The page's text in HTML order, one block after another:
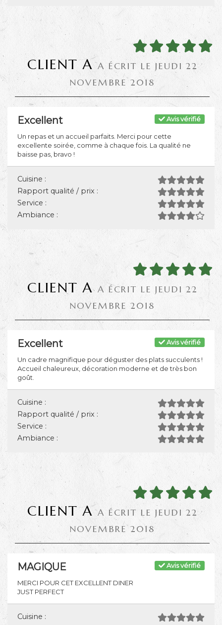
CLIENT A A ÉCRIT LE JEUDI 22
NOVEMBRE 2018
Avis vérifié
Excellent
Un repas et un accueil parfaits. Merci pour cette
excellente soirée, comme à chaque fois. La qualité ne
baisse pas, bravo !
Cuisine :
Rapport qualité / prix :
Service :
Ambiance :
CLIENT A A ÉCRIT LE JEUDI 22
NOVEMBRE 2018
Avis vérifié
Excellent
Un cadre magnifique pour déguster des plats succulents !
Accueil chaleureux, décoration moderne et de très bon
goût.
Cuisine :
Rapport qualité / prix :
Service :
Ambiance :
CLIENT A A ÉCRIT LE JEUDI 22
NOVEMBRE 2018
Avis vérifié
MAGIQUE
MERCI POUR CET EXCELLENT DINER
JUST PERFECT
Cuisine :